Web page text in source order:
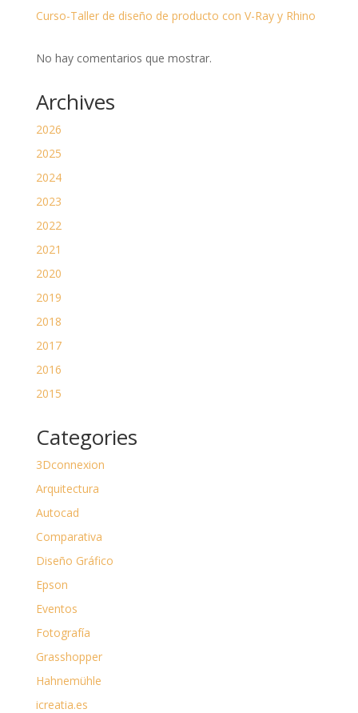
Curso-Taller de diseño de producto con V-Ray y Rhino
No hay comentarios que mostrar.
Archives
2026
2025
2024
2023
2022
2021
2020
2019
2018
2017
2016
2015
Categories
3Dconnexion
Arquitectura
Autocad
Comparativa
Diseño Gráfico
Epson
Eventos
Fotografía
Grasshopper
Hahnemühle
icreatia.es